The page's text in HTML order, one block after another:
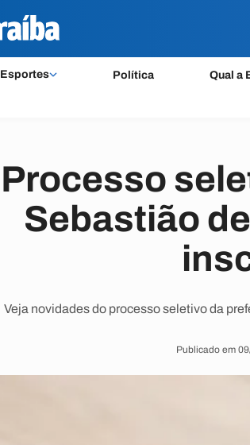
Esportes Política Qual a
Processo
Sebastião
Veja novidades do processo seletivo da
Publicado em